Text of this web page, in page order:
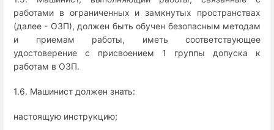
работами в ограниченных и замкнутых пространствах
(далее - ОЗП), должен быть обучен безопасным методам
и приемам работы, иметь соответствующее
удостоверение с присвоением 1 группы допуска к
работам в ОЗП.
1.6. Машинист должен знать:
настоящую инструкцию;